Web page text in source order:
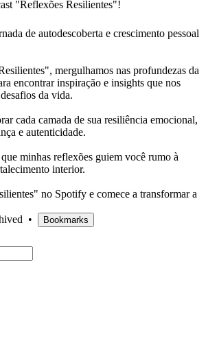
"Reflexões Resilientes"!
de autodescoberta e crescimento pessoal
mergulhamos nas profundezas da
encontrar inspiração e insights que nos
da vida.
cada camada de sua resiliência emocional,
e autenticidade.
minhas reflexões guiem você rumo à
interior.
no Spotify e comece a transformar a
• Bookmarks